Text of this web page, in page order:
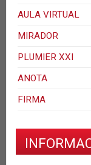
AULA VIRTUAL
MIRADOR
PLUMIER XXI
ANOTA
FIRMA